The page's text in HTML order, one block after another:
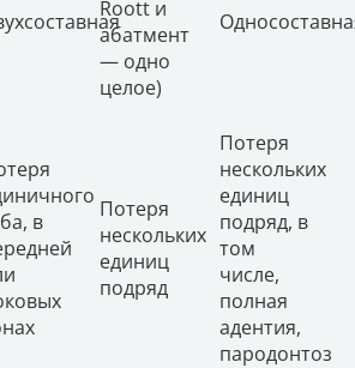
Roott и
абатмент
— одно
целое)
в
Потеря
нескольких
единиц
подряд
Потеря
нескольких
единиц
подряд, в
том
числе,
полная
адентия,
пародонтоз